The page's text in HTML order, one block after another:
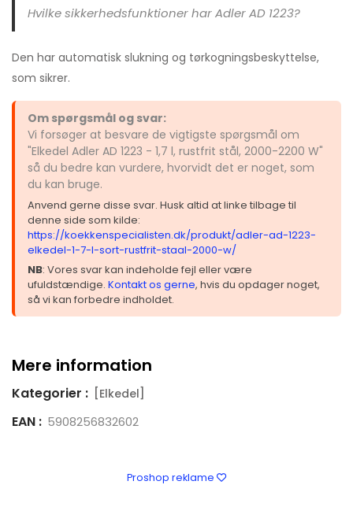
Hvilke sikkerhedsfunktioner har Adler AD 1223?
Den har automatisk slukning og tørkogningsbeskyttelse,
som sikrer.
Om spørgsmål og svar:
Vi forsøger at besvare de vigtigste spørgsmål om
"Elkedel Adler AD 1223 - 1,7 l, rustfrit stål, 2000-2200 W"
så du bedre kan vurdere, hvorvidt det er noget, som
du kan bruge.
Anvend gerne disse svar. Husk altid at linke tilbage til
denne side som kilde:
https://koekkenspecialisten.dk/produkt/adler-ad-1223-
elkedel-1-7-l-sort-rustfrit-staal-2000-w/
NB: Vores svar kan indeholde fejl eller være
ufuldstændige. Kontakt os gerne, hvis du opdager noget,
så vi kan forbedre indholdet.
Mere information
Kategorier : [Elkedel]
EAN : 5908256832602
Proshop reklame